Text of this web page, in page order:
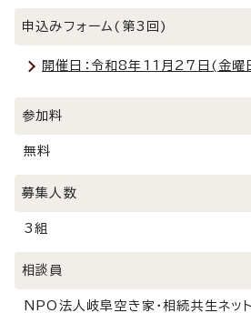
申込みフォーム(第3回)
開催日：令和8年11月27日(金曜
参加料
無料
募集人数
3組
相談員
NPO法人岐阜空き家・相続共生ネ